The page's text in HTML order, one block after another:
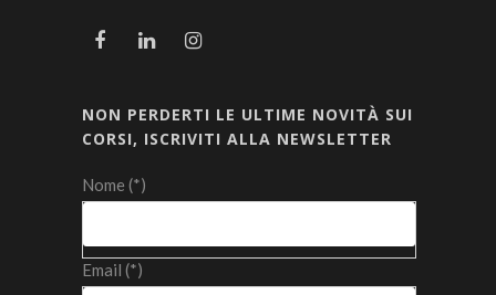
NON PERDERTI LE ULTIME NOVITÀ SUI
CORSI, ISCRIVITI ALLA NEWSLETTER
Nome (*)
Email (*)